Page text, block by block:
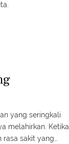
yang seringkali
melahirkan. Ketika
rasa sakit yang